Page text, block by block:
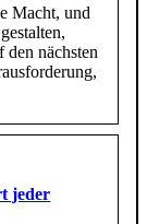
Macht, und
nächsten
jeder